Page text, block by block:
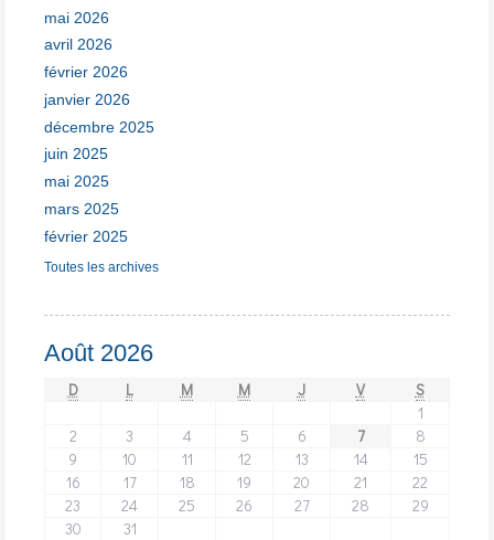
mai 2026
avril 2026
février 2026
janvier 2026
décembre 2025
juin 2025
mai 2025
mars 2025
février 2025
Toutes les archives
Août 2026
D L M M J V
S
1
2
3 4 5 6 7
8
9
10 11 12 13 14
15
16
17 18 19 20 21
22
23
24 25 26 27 28
29
30
31